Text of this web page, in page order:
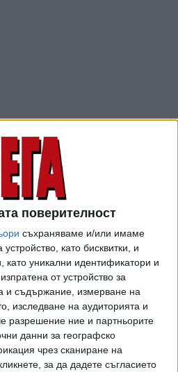
поверителност
съхраняваме и/или имаме
като бисквитки, и
уникални идентификатори и
от устройство за
и съдържание, измерване на
изследване на аудиторията и
разрешение ние и партньорите
данни за географско
чрез сканиране на
за да дадете съгласието
да предложи на
на Европейски съюз,
повече средства за
им инфраструктура в опит
на налагането на ембарго на
са част от по-широк шести
заради нейното нахлуване
на текста все още се нуждае
относно размера на
източникът на Ройтерс,
е опасенията на Кипър
за продажба на недвижими